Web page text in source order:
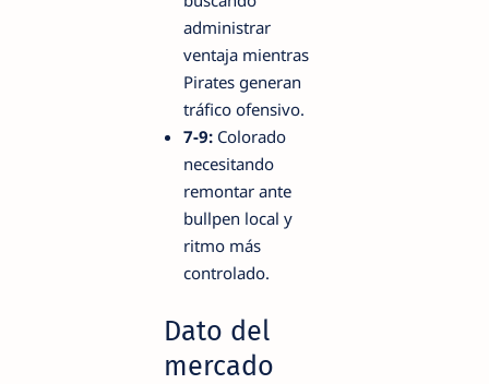
administrar
ventaja mientras
Pirates generan
tráfico ofensivo.
7-9: Colorado
necesitando
remontar ante
bullpen local y
ritmo más
controlado.
Dato del
mercado